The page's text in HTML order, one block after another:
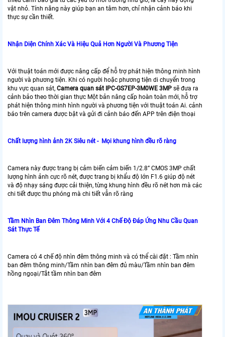
vật nhỏ. Tính năng này giúp bạn an tâm hơn, chỉ nhận cảnh báo khi
thực sự cần thiết.
Nhận Diện Chính Xác Và Hiệu Quả Hơn Người Và Phương Tiện
Với thuật toán mới được nâng cấp để hỗ trợ phát hiện thông minh hình
người và phương tiện. Khi có người hoặc phương tiện di chuyển trong
khu vực quan sát, Camera quan sát IPC-GS7EP-3M0WE 3MP sẽ đưa ra
cảnh bảo theo thời gian thực Một bản nâng cấp hoàn toàn mới, hỗ trợ
phát hiện thông minh hình người và phương tiện với thuật toán Ai. cảnh
báo trên camera được bật và gửi đi cảnh báo đến APP trên điện thoại
Chất lượng hình ảnh 2K Siêu nét - Mọi khung hình đều rõ ràng
Camera này được trang bị cảm biến cảm biến 1/2.8” CMOS 3MP chất
lượng hình ảnh cực rõ nét, được trang bị khẩu độ lớn F1.6 giúp độ nét
và độ nhạy sáng được cải thiện, từng khung hình đều rõ nét hơn mà các
chi tiết được thu phóng mà chi tiết vẫn rõ ràng
Tầm Nhìn Ban Đêm Thông Minh Với 4 Chế Độ Đáp Ứng Nhu Cầu Quan
Sát Thực Tế
Camera có 4 chế độ nhìn đêm thông minh và có thể cài đặt : Tầm nhìn
ban đêm thông minh/Tầm nhìn ban đêm đủ màu/Tầm nhìn ban đêm
hồng ngoại/Tắt tầm nhìn ban đêm